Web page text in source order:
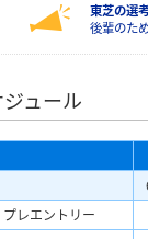
動
東芝の選
後輩のた
ュール
レエントリー